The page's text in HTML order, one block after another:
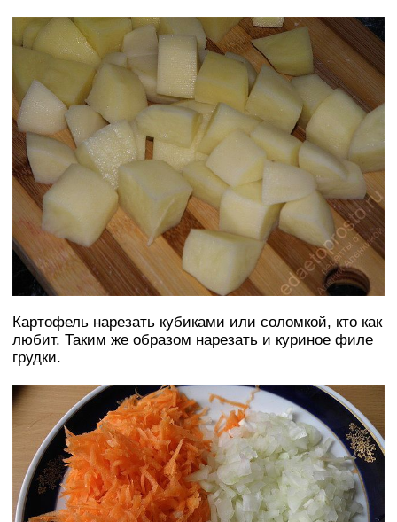
Картофель нарезать кубиками или соломкой, кто как
любит. Таким же образом нарезать и куриное филе
грудки.